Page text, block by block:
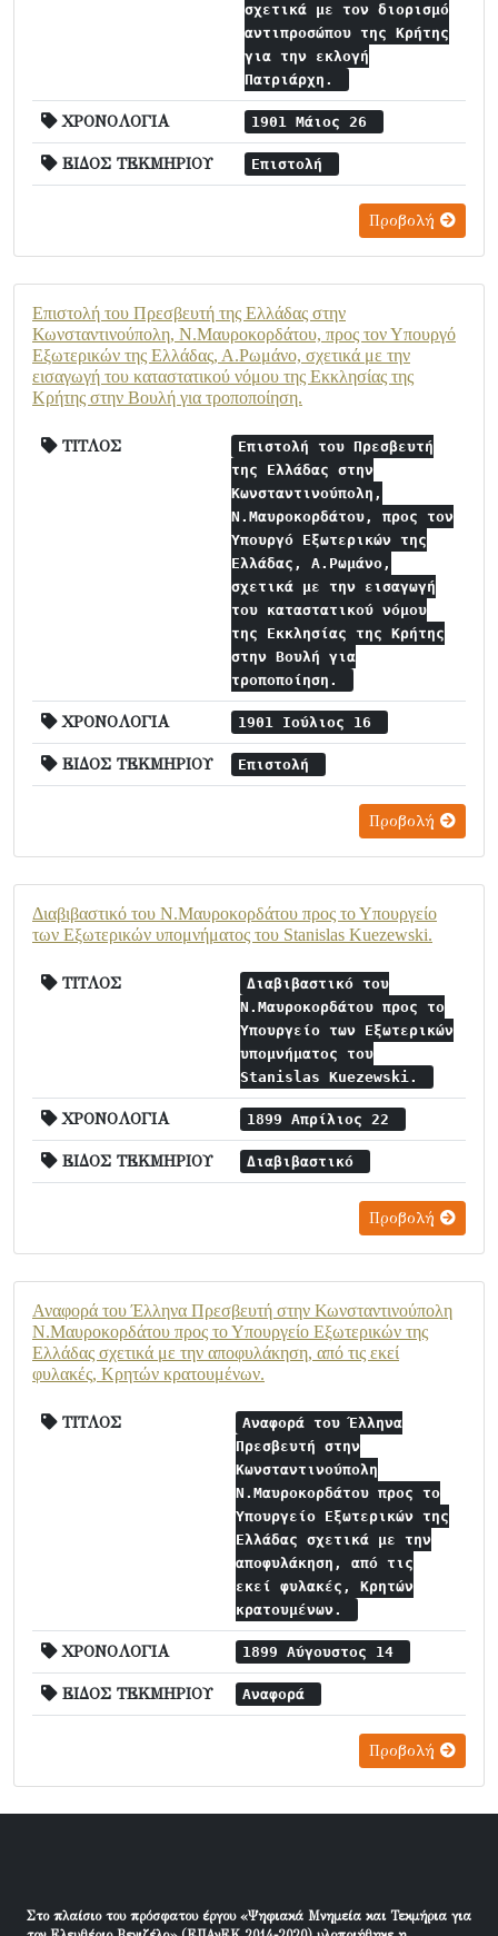
σχετικά με τον διορισμό
αντιπροσώπου της Κρήτης
για την εκλογή
Πατριάρχη.
ΧΡΟΝΟΛΟΓΙΑ 1901 Μάιος 26
ΕΙΔΟΣ ΤΕΚΜΗΡΙΟΥ Επιστολή
Προβολή
Επιστολή του Πρεσβευτή της Ελλάδας στην
Κωνσταντινούπολη, Ν.Μαυροκορδάτου, προς τον Υπουργό
Εξωτερικών της Ελλάδας, Α.Ρωμάνο, σχετικά με την
εισαγωγή του καταστατικού νόμου της Εκκλησίας της
Κρήτης στην Βουλή για τροποποίηση.
ΤΙΤΛΟΣ
Επιστολή του Πρεσβευτή
της Ελλάδας στην
Κωνσταντινούπολη,
Ν.Μαυροκορδάτου, προς τον
Υπουργό Εξωτερικών της
Ελλάδας, Α.Ρωμάνο,
σχετικά με την εισαγωγή
του καταστατικού νόμου
της Εκκλησίας της Κρήτης
στην Βουλή για
τροποποίηση.
ΧΡΟΝΟΛΟΓΙΑ 1901 Ιούλιος 16
ΕΙΔΟΣ ΤΕΚΜΗΡΙΟΥ Επιστολή
Προβολή
Διαβιβαστικό του Ν.Μαυροκορδάτου προς το Υπουργείο
των Εξωτερικών υπομνήματος του Stanislas Kuezewski.
ΤΙΤΛΟΣ
Διαβιβαστικό του
Ν.Μαυροκορδάτου προς το
Υπουργείο των Εξωτερικών
υπομνήματος του
Stanislas Kuezewski.
ΧΡΟΝΟΛΟΓΙΑ 1899 Απρίλιος 22
ΕΙΔΟΣ ΤΕΚΜΗΡΙΟΥ Διαβιβαστικό
Προβολή
Αναφορά του Έλληνα Πρεσβευτή στην Κωνσταντινούπολη
Ν.Μαυροκορδάτου προς το Υπουργείο Εξωτερικών της
Ελλάδας σχετικά με την αποφυλάκηση, από τις εκεί
φυλακές, Κρητών κρατουμένων.
ΤΙΤΛΟΣ
Αναφορά του Έλληνα
Πρεσβευτή στην
Κωνσταντινούπολη
Ν.Μαυροκορδάτου προς το
Υπουργείο Εξωτερικών της
Ελλάδας σχετικά με την
αποφυλάκηση, από τις
εκεί φυλακές, Κρητών
κρατουμένων.
ΧΡΟΝΟΛΟΓΙΑ 1899 Αύγουστος 14
ΕΙΔΟΣ ΤΕΚΜΗΡΙΟΥ Αναφορά
Προβολή
Στο πλαίσιο του πρόσφατου έργου «Ψηφιακά Μνημεία και Τεκμήρια για